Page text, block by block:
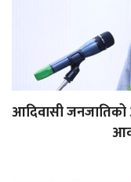
आदिवासी जनजातिको